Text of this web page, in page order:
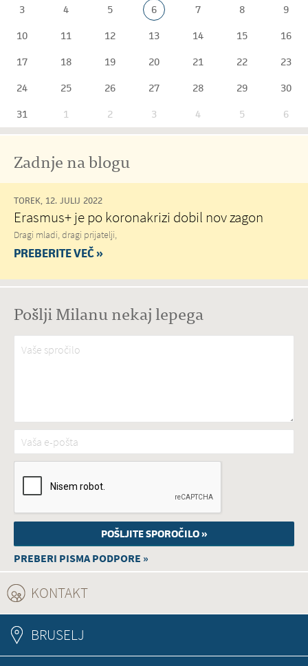
3
4 5 6 7 8
9
10
11 12 13 14 15
16
17
18 19 20 21 22
23
24
25 26 27 28 29
30
31
1 2 3 4 5 6
Zadnje na blogu
TOREK, 12. JULIJ 2022
Erasmus+ je po koronakrizi dobil nov zagon
Dragi mladi, dragi prijatelji,
PREBERITE VEČ »
Pošlji Milanu nekaj lepega
Vaše spročilo*
Vaša e-pošta*
PREBERI PISMA PODPORE »
KONTAKT
BRUSELJ